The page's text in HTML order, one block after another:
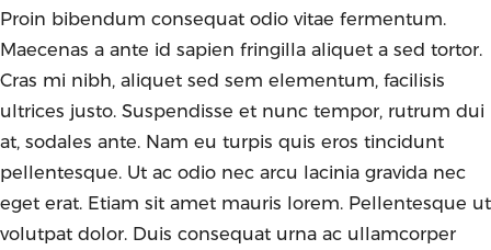
Proin bibendum consequat odio vitae fermentum.
Maecenas a ante id sapien fringilla aliquet a sed tortor.
Cras mi nibh, aliquet sed sem elementum, facilisis
ultrices justo. Suspendisse et nunc tempor, rutrum dui
at, sodales ante. Nam eu turpis quis eros tincidunt
pellentesque. Ut ac odio nec arcu lacinia gravida nec
eget erat. Etiam sit amet mauris lorem. Pellentesque ut
volutpat dolor. Duis consequat urna ac ullamcorper